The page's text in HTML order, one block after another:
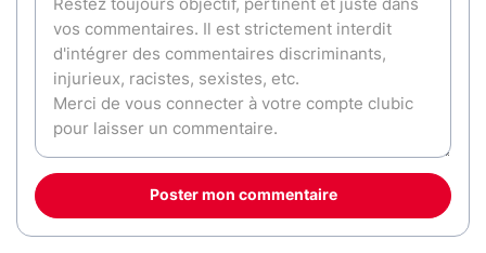
Poster mon commentaire